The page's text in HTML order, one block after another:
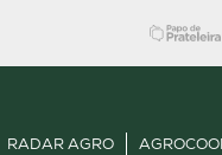
RADAR AGRO